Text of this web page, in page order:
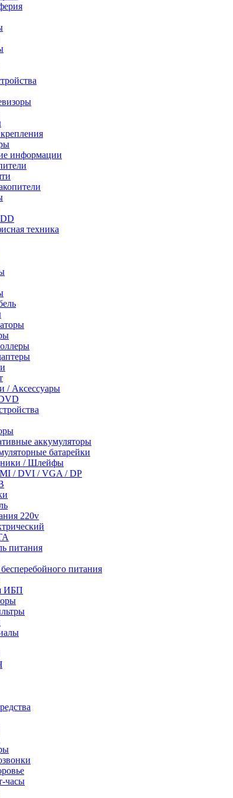
информации
техника
/ Аксессуары
аккумуляторы
батарейки
/ Шлейфы
/ DVI / VGA / DP
220v
питания
питания
ИБП
часы